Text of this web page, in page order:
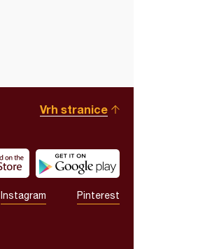
Vrh stranice
Instagram Pinterest